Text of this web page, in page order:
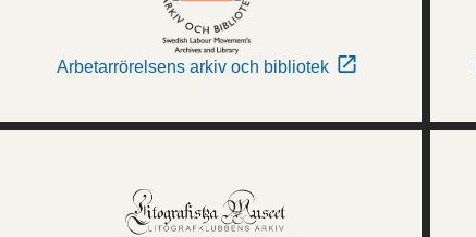
Arbetarrörelsens arkiv och bibliotek